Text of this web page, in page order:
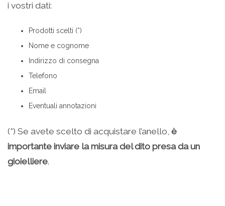
i vostri dati:
Prodotti scelti (*)
Nome e cognome
Indirizzo di consegna
Telefono
Email
Eventuali annotazioni
(*) Se avete scelto di acquistare l’anello, è
importante inviare la misura del dito presa da un
gioielliere.